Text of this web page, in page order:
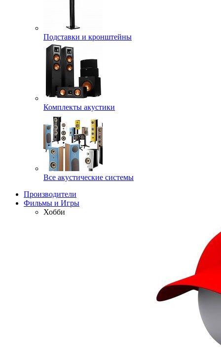
Подставки и кронштейны
Комплекты акустики
Все акустические системы
Производители
Фильмы и Игры
Хобби